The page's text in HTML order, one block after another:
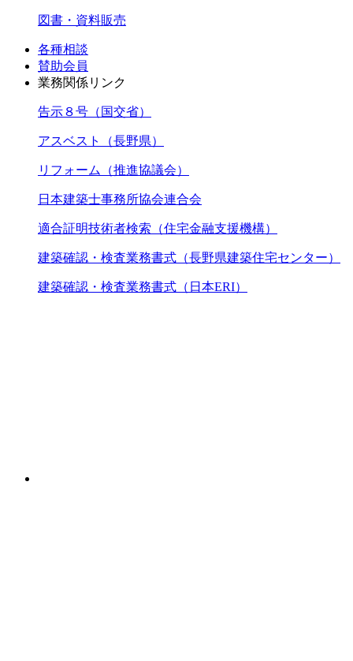
図書・資料販売
各種相談
賛助会員
業務関係リンク
告示８号（国交省）
アスベスト（長野県）
リフォーム（推進協議会）
日本建築士事務所協会連合会
適合証明技術者検索（住宅金融支援機構）
建築確認・検査業務書式（長野県建築住宅センター）
建築確認・検査業務書式（日本ERI）